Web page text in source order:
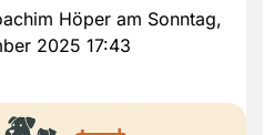
Höper am Sonntag,
2025 17:43